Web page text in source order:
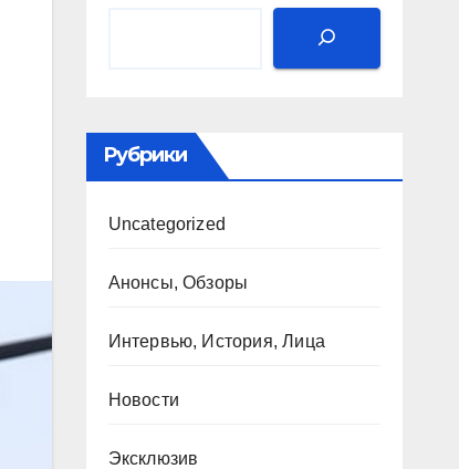
Рубрики
Uncategorized
Анонсы, Обзоры
Интервью, История, Лица
Новости
Эксклюзив